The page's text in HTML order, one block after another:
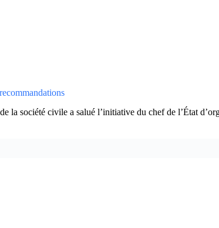
la société civile a salué l’initiative du chef de l’État